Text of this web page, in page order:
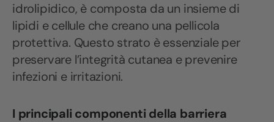
idrolipidico, è composta da un insieme di
lipidi e cellule che creano una pellicola
protettiva. Questo strato è essenziale per
preservare l’integrità cutanea e prevenire
infezioni e irritazioni.
I principali componenti della barriera